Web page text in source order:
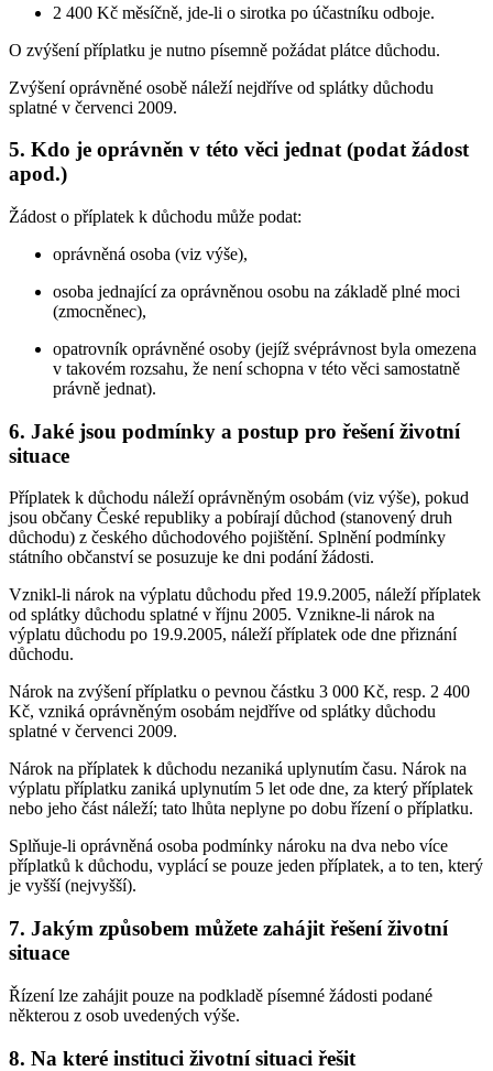
2 400 Kč měsíčně, jde-li o sirotka po účastníku odboje.
O zvýšení příplatku je nutno písemně požádat plátce důchodu.
Zvýšení oprávněné osobě náleží nejdříve od splátky důchodu
splatné v červenci 2009.
5. Kdo je oprávněn v této věci jednat (podat žádost
apod.)
Žádost o příplatek k důchodu může podat:
oprávněná osoba (viz výše),
osoba jednající za oprávněnou osobu na základě plné moci
(zmocněnec),
opatrovník oprávněné osoby (jejíž svéprávnost byla omezena
v takovém rozsahu, že není schopna v této věci samostatně
právně jednat).
6. Jaké jsou podmínky a postup pro řešení životní
situace
Příplatek k důchodu náleží oprávněným osobám (viz výše), pokud
jsou občany České republiky a pobírají důchod (stanovený druh
důchodu) z českého důchodového pojištění. Splnění podmínky
státního občanství se posuzuje ke dni podání žádosti.
Vznikl-li nárok na výplatu důchodu před 19.9.2005, náleží příplatek
od splátky důchodu splatné v říjnu 2005. Vznikne-li nárok na
výplatu důchodu po 19.9.2005, náleží příplatek ode dne přiznání
důchodu.
Nárok na zvýšení příplatku o pevnou částku 3 000 Kč, resp. 2 400
Kč, vzniká oprávněným osobám nejdříve od splátky důchodu
splatné v červenci 2009.
Nárok na příplatek k důchodu nezaniká uplynutím času. Nárok na
výplatu příplatku zaniká uplynutím 5 let ode dne, za který příplatek
nebo jeho část náleží; tato lhůta neplyne po dobu řízení o příplatku.
Splňuje-li oprávněná osoba podmínky nároku na dva nebo více
příplatků k důchodu, vyplácí se pouze jeden příplatek, a to ten, který
je vyšší (nejvyšší).
7. Jakým způsobem můžete zahájit řešení životní
situace
Řízení lze zahájit pouze na podkladě písemné žádosti podané
některou z osob uvedených výše.
8. Na které instituci životní situaci řešit